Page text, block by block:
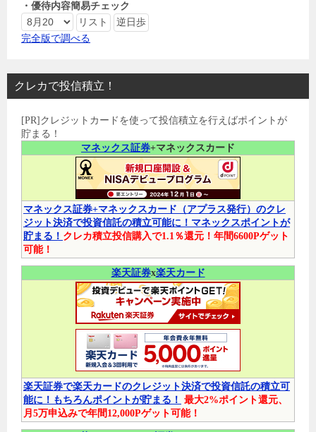
・優待内容簡易チェック
完全版で調べる
クレカで投信積立！
[PR]クレジットカードを使って投信積立を行えばポイントが
貯まる！
マネックス証券+マネックスカード
マネックス証券+マネックスカード（アプラス発行）のクレ
ジット決済で投資信託の積立可能に！マネックスポイントが
貯まる！ クレカ積立投信購入で1.1％還元！年間6600Pゲット
可能！
楽天証券x楽天カード
楽天証券で楽天カードのクレジット決済で投資信託の積立可
能に！もちろんポイントが貯まる！ 最大2%ポイント還元、
月5万申込みで年間12,000Pゲット可能！